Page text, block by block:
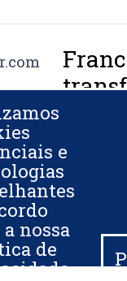
08 AGO 2011
e
nossa
de